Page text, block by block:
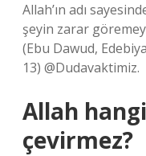
Allah’ın adı
şeyin zarar
(Ebu Dawud,
13) @Dudavaktimiz.
Allah
çevirmez?